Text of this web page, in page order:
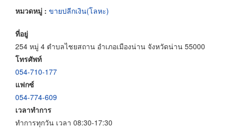
หมวดหมู่ : ขายปลีกเงิน(โลหะ)
ที่อยู่
254 หมู่ 4 ตำบลไชยสถาน อำเภอเมืองน่าน จังหวัดน่าน 55000
โทรศัพท์
054-710-177
แฟกซ์
054-774-609
เวลาทำการ
ทำการทุกวัน เวลา 08:30-17:30